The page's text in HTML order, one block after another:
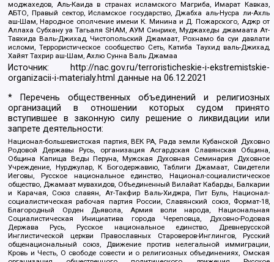
моджахедов, Аль-Каида в странах исламского Магриба, Имарат Кавказ,
АБТО, Правый сектор, Исламское государство, Джабха аль-Нусра ли-Ахль
аш-Шам, Народное ополчение имени К. Минина и Д. Пожарского, Аджр от
Аллаха Субхану уа Тагьаля SHAM, АУМ Синрике, Муджахеды джамаата Ат-
Тавхида Валь-Джихад, Чистопольский Джамаат, Рохнамо ба суи давлати
исломи, Террористическое сообщество Сеть, Катиба Таухид валь-Джихад,
Хайят Тахрир аш-Шам, Ахлю Сунна Валь Джамаа
Источник:
http://nac.gov.ru/terroristicheskie-i-ekstremistskie-
organizacii-i-materialy.html данные на06.12.2021
* Перечень общественных объединений и религиозных
организаций в отношении которых судом принято
вступившее в законную силу решение о ликвидации или
запрете деятельности:
Национал-большевистская партия, ВЕК РА, Рада земли Кубанской Духовно
Родовой Державы Русь, организация Асгардская Славянская Община,
Община Капища Веды Перуна, Мужская Духовная Семинария Духовное
Учреждение, Нурджулар, К Богодержавию, Таблиги Джамаат, Свидетели
Иеговы, Русское национальное единство, Национал-социалистическое
общество, Джамаат мувахидов, Объединенный Вилайат Кабарды, Балкарии
и Карачая, Союз славян, Ат-Такфир Валь-Хиджра, Пит Буль, Национал-
социалистическая рабочая партия России, Славянский союз, Формат-18,
Благородный Орден Дьявола, Армия воли народа, Национальная
Социалистическая Инициатива города Череповца, Духовно-Родовая
Держава Русь, Русское национальное единство, Древнерусской
Инглистической церкви Православных Староверов-Инглингов, Русский
общенациональный союз, Движение против нелегальной иммиграции,
Кровь и Честь, О свободе совести и о религиозных объединениях, Омская